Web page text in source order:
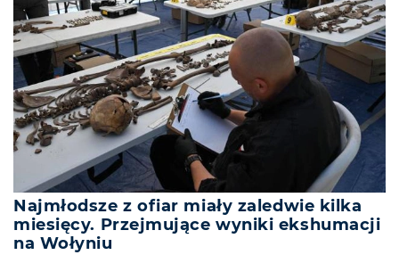
Najmłodsze z ofiar miały zaledwie kilka
miesięcy. Przejmujące wyniki ekshumacji
na Wołyniu